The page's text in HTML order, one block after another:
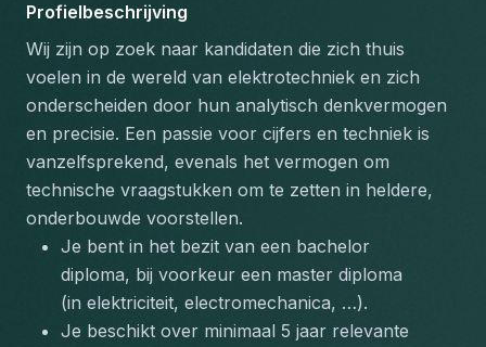
Profielbeschrijving
Wij zijn op zoek naar kandidaten die zich thuis
voelen in de wereld van elektrotechniek en zich
onderscheiden door hun analytisch denkvermogen
en precisie. Een passie voor cijfers en techniek is
vanzelfsprekend, evenals het vermogen om
technische vraagstukken om te zetten in heldere,
onderbouwde voorstellen.
Je bent in het bezit van een bachelor
diploma, bij voorkeur een master diploma
(in elektriciteit, electromechanica, …).
Je beschikt over minimaal 5 jaar relevante